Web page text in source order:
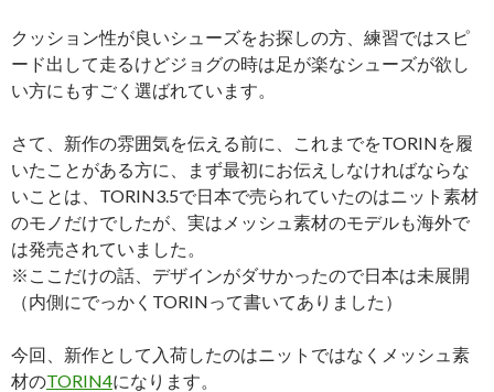
クッション性が良いシューズをお探しの方、練習ではスピ
ード出して走るけどジョグの時は足が楽なシューズが欲し
い方にもすごく選ばれています。
さて、新作の雰囲気を伝える前に、これまでをTORINを履
いたことがある方に、まず最初にお伝えしなければならな
いことは、TORIN3.5で日本で売られていたのはニット素材
のモノだけでしたが、実はメッシュ素材のモデルも海外で
は発売されていました。
※ここだけの話、デザインがダサかったので日本は未展開
（内側にでっかくTORINって書いてありました）
今回、新作として入荷したのはニットではなくメッシュ素
材のTORIN4になります。